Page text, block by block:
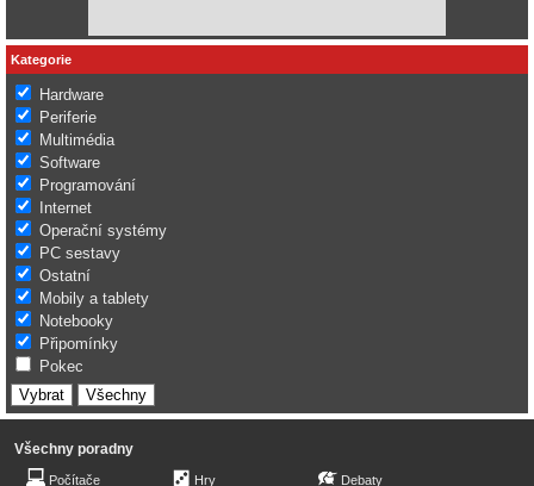
Kategorie
Hardware
Periferie
Multimédia
Software
Programování
Internet
Operační systémy
PC sestavy
Ostatní
Mobily a tablety
Notebooky
Připomínky
Pokec
Všechny poradny
Počítače Hry Debaty